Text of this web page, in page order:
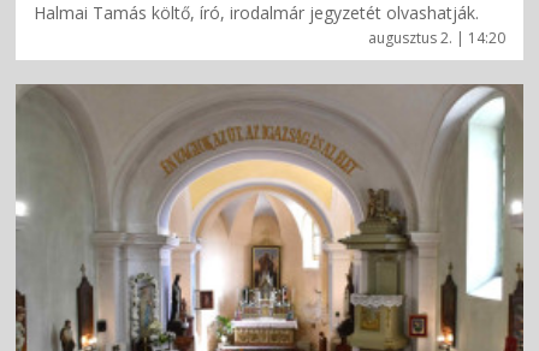
augusztus 2. | 14:20
Halmai Tamás költő, író, irodalmár jegyzetét olvashatják.